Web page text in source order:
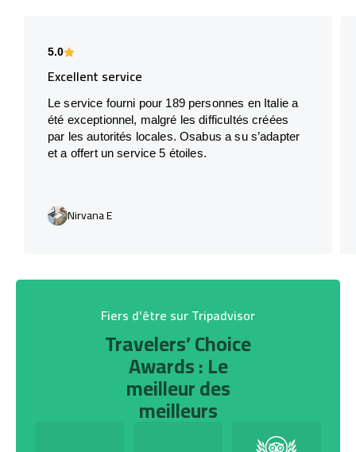
5.0
Excellent service
Le service fourni pour 189 personnes en Italie a
été exceptionnel, malgré les difficultés créées
par les autorités locales. Osabus a su s’adapter
et a offert un service 5 étoiles.
Nirvana E
Fiers d'être sur Tripadvisor
Travelers’ Choice
Awards : Le
meilleur des
meilleurs